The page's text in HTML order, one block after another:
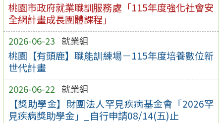
桃園市政府就業職訓服務處「115年度強化社會安
全網計畫成長團體課程」
2026-06-23 就業組
桃園【有頭鹿】職能訓練場－115年度培養數位新
世代計畫
2026-06-22 就業組
【獎助學金】財團法人罕見疾病基金會「2026罕
見疾病獎助學金」_自行申請08/14(五)止